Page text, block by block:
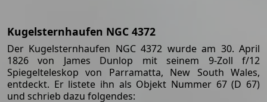
Kugelsternhaufen NGC 4372
Der Kugelsternhaufen NGC 4372 wurde am 30. April
1826 von James Dunlop mit seinem 9-Zoll f/12
Spiegelteleskop von Parramatta, New South Wales,
entdeckt. Er listete ihn als Objekt Nummer 67 (D 67)
und schrieb dazu folgendes: